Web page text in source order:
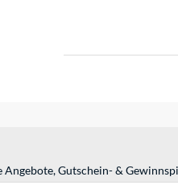
Gutschein- &